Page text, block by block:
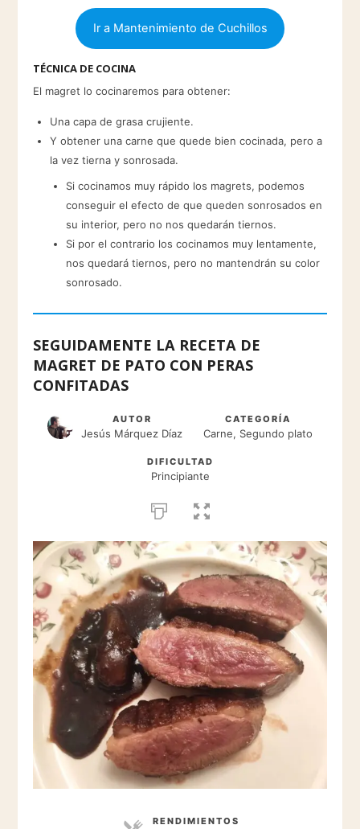
Ir a Mantenimiento de Cuchillos
TÉCNICA DE COCINA
El magret lo cocinaremos para obtener:
Una capa de grasa crujiente.
Y obtener una carne que quede bien cocinada, pero a
la vez tierna y sonrosada.
Si cocinamos muy rápido los magrets, podemos
conseguir el efecto de que queden sonrosados en
su interior, pero no nos quedarán tiernos.
Si por el contrario los cocinamos muy lentamente,
nos quedará tiernos, pero no mantendrán su color
sonrosado.
SEGUIDAMENTE LA RECETA DE
MAGRET DE PATO CON PERAS
CONFITADAS
AUTOR
Jesús Márquez Díaz
CATEGORÍA
Carne, Segundo plato
DIFICULTAD
Principiante
RENDIMIENTOS